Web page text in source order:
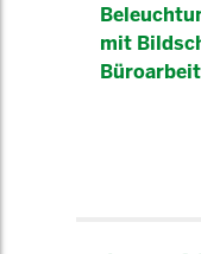
mit